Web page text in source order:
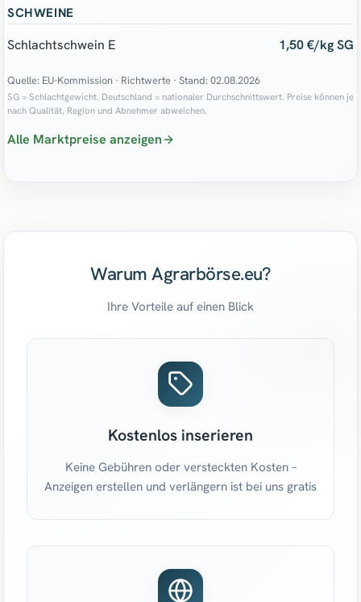
SCHWEINE
Schlachtschwein E 1,50 €/kg SG
Quelle: EU-Kommission · Richtwerte · Stand: 02.08.2026
SG = Schlachtgewicht. Deutschland = nationaler Durchschnittswert. Preise können je
nach Qualität, Region und Abnehmer abweichen.
Alle Marktpreise anzeigen
Warum Agrarbörse.eu?
Ihre Vorteile auf einen Blick
Kostenlos inserieren
Keine Gebühren oder versteckten Kosten –
Anzeigen erstellen und verlängern ist bei uns gratis